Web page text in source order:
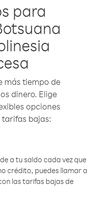
para
más tiempo de
dinero. Elige
opciones
bajas:
a tu saldo cada vez que
crédito, puedes llamar a
las tarifas bajas de